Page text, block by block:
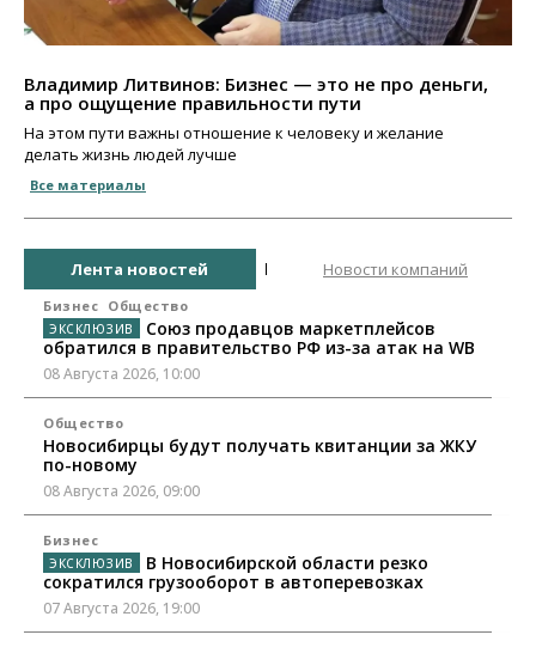
Владимир Литвинов: Бизнес — это не про деньги,
а про ощущение правильности пути
На этом пути важны отношение к человеку и желание
делать жизнь людей лучше
Все материалы
Лента новостей Новости компаний
Бизнес Общество
Союз продавцов маркетплейсов
обратился в правительство РФ из-за атак на WB
08 Августа 2026, 10:00
Общество
Новосибирцы будут получать квитанции за ЖКУ
по-новому
08 Августа 2026, 09:00
Бизнес
В Новосибирской области резко
сократился грузооборот в автоперевозках
07 Августа 2026, 19:00